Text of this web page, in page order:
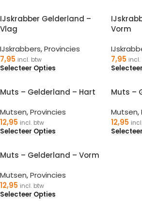
IJskrabber Gelderland –
Vlag
IJskrabbers,Provincies
7,95 incl. btw
Selecteer Opties
Vorm
7,95
Muts – Gelderland – Hart
Mutsen,Provincies
12,95 incl. btw
Selecteer Opties
Muts –
Mutsen,
12,95
Muts – Gelderland – Vorm
Mutsen,Provincies
12,95 incl. btw
Selecteer Opties